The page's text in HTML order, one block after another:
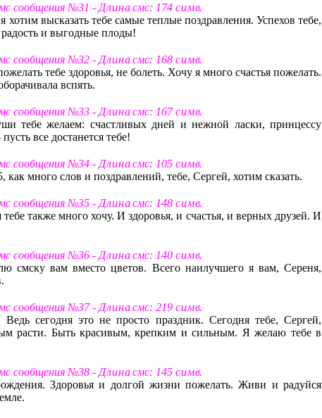
сообщения №31 - Д л и н асмс: 174 с и м в.
высказать тебе самые теплые поздравления. Успехов тебе,
радость и выгодные плоды!
сообщения №32 - Д л и н асмс: 168 с и м в.
тебе здоровья, не болеть. Хочу я много счастья пожелать.
вспять.
сообщения №33 - Д л и н асмс: 167с и м в.
тебе желаем: счастливых дней и нежной ласки, принцессу
все достанется тебе!
сообщения №34 - Д л и н асмс: 105 с и м в.
как много слов и поздравлений, тебе, Сергей, хотим сказать.
сообщения №35 - Д л и н асмс: 148 с и м в.
также много хочу. И здоровья, и счастья, и верных друзей. И
сообщения №36 - Д л и н асмс: 140 с и м в.
вам вместо цветов. Всего наилучшего я вам, Сереня,
сообщения №37 - Д л и н асмс: 219 с и м в.
сегодня это не просто праздник. Сегодня тебе, Сергей,
расти. Быть красивым, крепким и сильным. Я желаю тебе в
сообщения №38 - Д л и н асмс: 145 с и м в.
Здоровья и долгой жизни пожелать. Живи и радуйся